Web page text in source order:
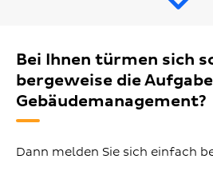
Bei Ihnen türmen sich
bergeweise die
Gebäudemanagement?
Dann melden Sie sich einfach